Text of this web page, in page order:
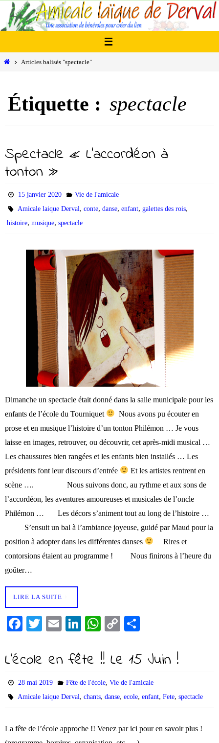
Passer
vers
HomeArticles balisés "spectacle"
Étiquette : spectacle
Spectacle « L’accordéon à
tonton »
15 janvier 2020
Vie de l'amicale
Amicale laique Derval,conte,danse,enfant,galettes des rois,
histoire, musique, spectacle
Dimanche un spectacle était donné dans la salle municipale pour les
enfants de l’école du Tourniquet
Nous avons pu écouter en
prose et en musique l’histoire d’un tonton Philémon … Je vous
laisse en images, retrouver, ou découvrir, cet après-midi musical …
Les chaussures bien rangées et les enfants bien installés … Les
présidents font leur discours d’entrée
Et les artistes rentrent en
scène …. Nous suivons donc, au rythme et aux sons de
l’accordéon, les aventures amoureuses et musicales de l’oncle
Philémon … Les décors s’animent tout au long de l’histoire …
S’ensuit un bal à l’ambiance joyeuse, guidé par Maud pour la
position à adopter dans les différentes danses
Rires et
contorsions étaient au programme ! Nous finirons à l’heure du
goûter…
LIRE LA SUITE
Fa
bo
T
tte
E
ail
Li
ed
W
ts
pp
C
y
nk
ag
L’école en fête !! Le 15 Juin !
28 mai 2019 Fête de l'école, Vie de l'amicale
Amicale laique Derval ,chants,danse,ecole,enfant,Fete,spectacle
La fête de l’école approche !! Venez par ici pour en savoir plus !